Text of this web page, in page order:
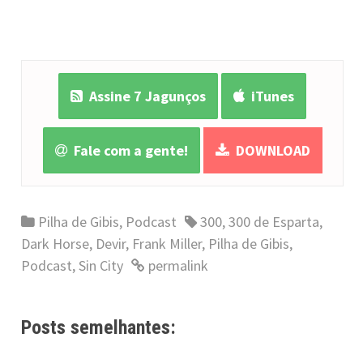
Assine 7 Jagunços iTunes
Fale com a gente! DOWNLOAD
Pilha de Gibis, Podcast 300,300 de Esparta,
Dark Horse, Devir, Frank Miller, Pilha de Gibis,
Podcast,Sin City permalink
Posts semelhantes: